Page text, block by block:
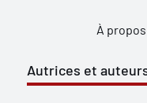
À propos
Autrices et